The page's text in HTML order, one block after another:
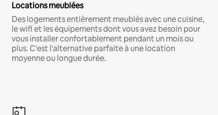
Locations meublées
Des logements entièrement meublés avec une cuisine,
le wifi et les équipements dont vous avez besoin pour
vous installer confortablement pendant un mois ou
plus. C'est l'alternative parfaite à une location
moyenne ou longue durée.